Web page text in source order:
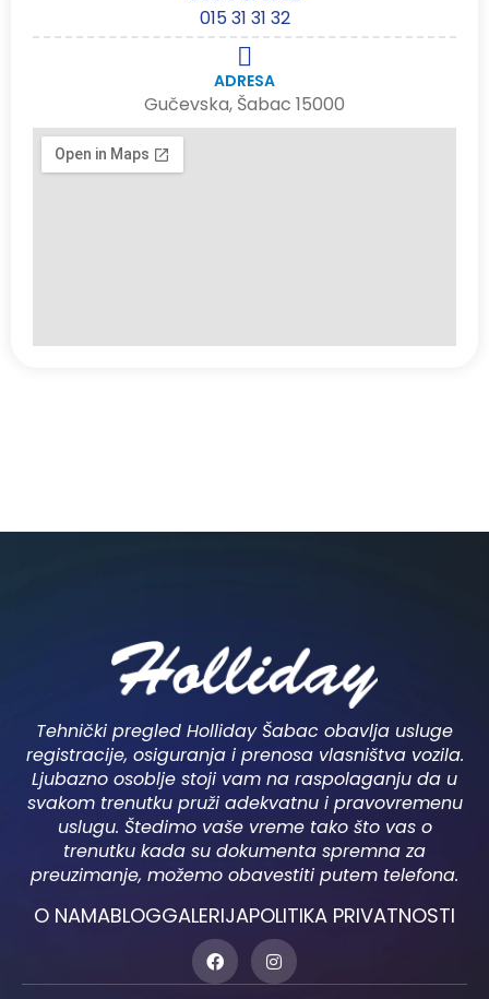
015 31 31 32
ADRESA
Gučevska, Šabac 15000
Tehnički pregled Holliday Šabac obavlja usluge
registracije, osiguranja i prenosa vlasništva vozila.
Ljubazno osoblje stoji vam na raspolaganju da u
svakom trenutku pruži adekvatnu i pravovremenu
uslugu. Štedimo vaše vreme tako što vas o
trenutku kada su dokumenta spremna za
preuzimanje, možemo obavestiti putem telefona.
O NAMABLOGGALERIJAPOLITIKA PRIVATNOSTI